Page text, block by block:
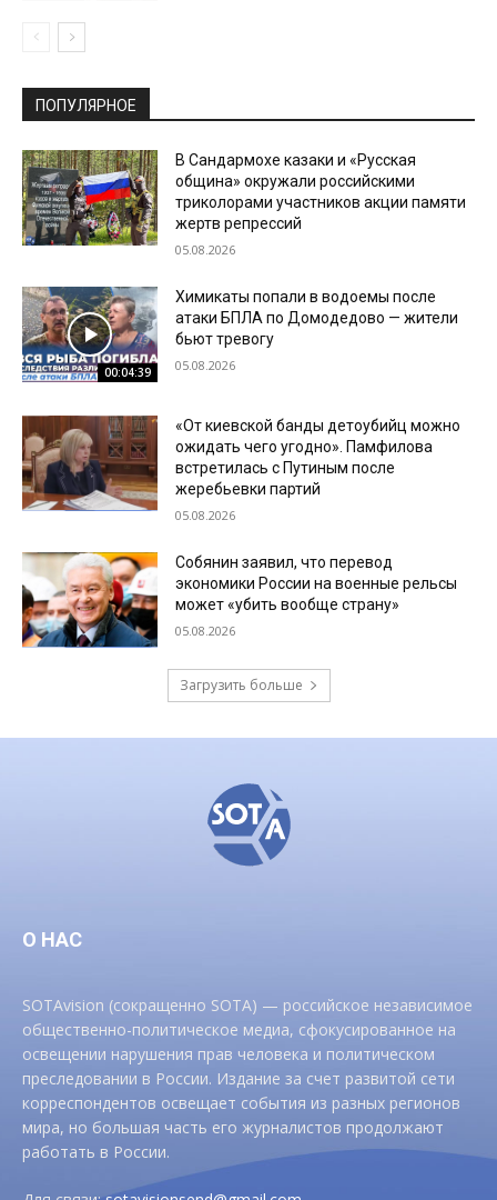
ПОПУЛЯРНОЕ
В Сандармохе казаки и «Русская
община» окружали российскими
триколорами участников акции памяти
жертв репрессий
05.08.2026
00:04:39
Химикаты попали в водоемы после
атаки БПЛА по Домодедово — жители
бьют тревогу
05.08.2026
«От киевской банды детоубийц можно
ожидать чего угодно». Памфилова
встретилась с Путиным после
жеребьевки партий
05.08.2026
Собянин заявил, что перевод
экономики России на военные рельсы
может «убить вообще страну»
05.08.2026
Загрузить больше
О НАС
SOTAvision (сокращенно SOTA) — российское независимое
общественно-политическое медиа, сфокусированное на
освещении нарушения прав человека и политическом
преследовании в России. Издание за счет развитой сети
корреспондентов освещает события из разных регионов
мира, но большая часть его журналистов продолжают
работать в России.